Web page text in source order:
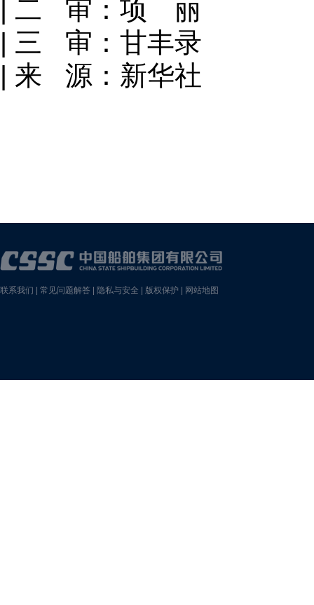
| 二 审：项 丽
| 三 审：甘丰录
| 来 源：新华社
联系我们 常见问题解答 隐私与安全 版权保护 网站地图